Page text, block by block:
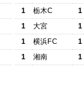
1
栃木C
1
1
大宮
1
1
横浜FC
1
1
湘南 1